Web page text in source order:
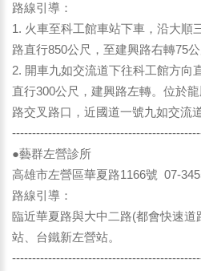
路線引導：
1. 火車至科工館車站下車，沿大順
路直行850公尺，至建興路右轉75公
2. 開車九如交流道下往科工館方向
直行300公尺，建興路左轉。位於
路交叉路口，近國道一號九如交流
●藝群左營診所
高雄市左營區華夏路1166號 07-
路線引導：
臨近華夏路與大中二路(都會快速
站、台鐵新左營站。